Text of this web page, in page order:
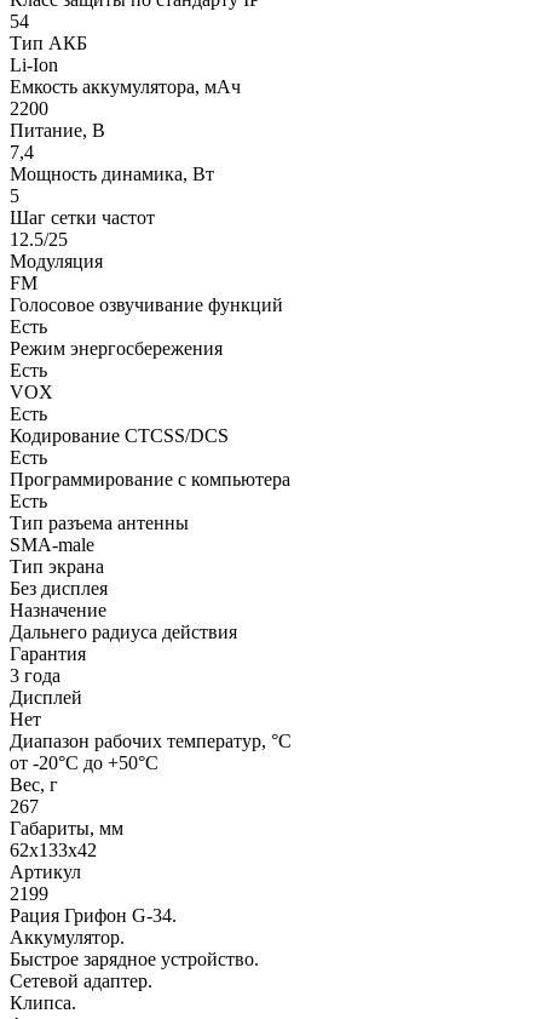
54
Тип АКБ
Li-Ion
Емкость аккумулятора, мАч
2200
Питание, В
7,4
Мощность динамика, Вт
5
Шаг сетки частот
12.5/25
Модуляция
FM
Голосовое озвучивание функций
Есть
Режим энергосбережения
Есть
VOX
Есть
Кодирование CTCSS/DCS
Есть
Программирование с компьютера
Есть
Тип разъема антенны
SMA-male
Тип экрана
Без дисплея
Назначение
Дальнего радиуса действия
Гарантия
3 года
Дисплей
Нет
Диапазон рабочих температур, °С
от -20°С до +50°С
Вес, г
267
Габариты, мм
62x133x42
Артикул
2199
Рация Грифон G-34.
Аккумулятор.
Быстрое зарядное устройство.
Сетевой адаптер.
Клипса.